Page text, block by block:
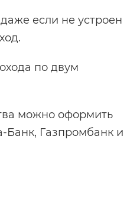
если не устроен
по двум
можно оформить
Банк, Газпромбанк и